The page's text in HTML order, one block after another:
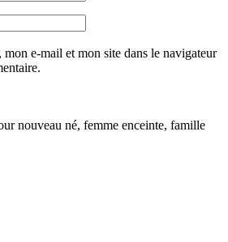
e-mail et mon site dans le navigateur
nouveau né, femme enceinte, famille